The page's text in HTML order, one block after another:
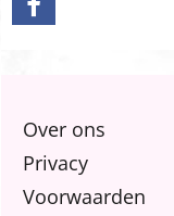
Over ons
Privacy
Voorwaarden